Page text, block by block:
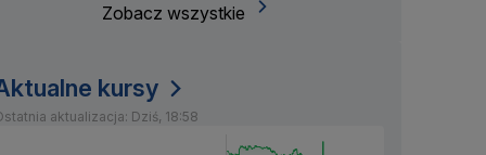
Zobacz wszystkie
kursy
aktualizacja: Dziś, 18:58